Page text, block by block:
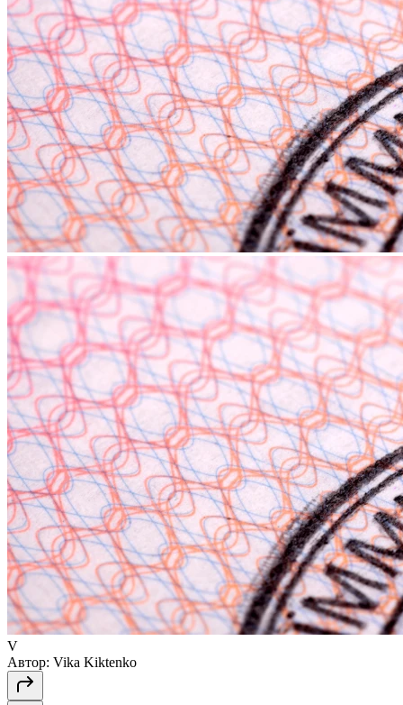
V
Автор: Vika Kiktenko